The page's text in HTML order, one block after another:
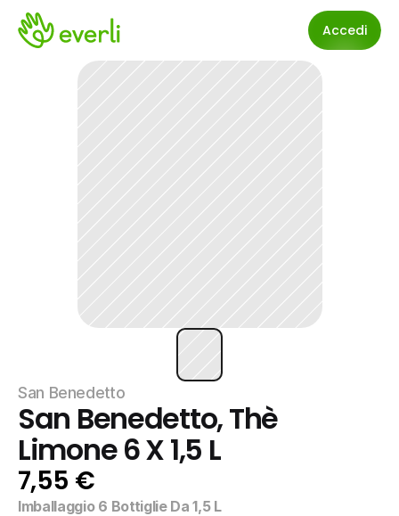
Accedi
San Benedetto
San Benedetto, Thè
Limone 6 X 1,5 L
7,55 €
Imballaggio 6 Bottiglie Da 1,5 L